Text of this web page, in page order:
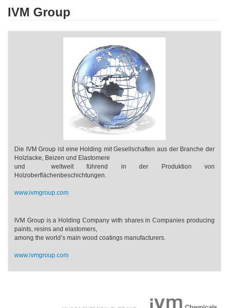
IVM Group
Die IVM Group ist eine Holding mit Gesellschaften aus der Branche der
Holzlacke, Beizen und Elastomere
​und weltweit führend in der Produktion von
Holzoberflächenbeschichtungen.
www.ivmgroup.com
IVM Group is a Holding Company with shares in Companies producing
paints, resins and elastomers,
among the world’s main wood coatings manufacturers.
www.ivmgroup.com